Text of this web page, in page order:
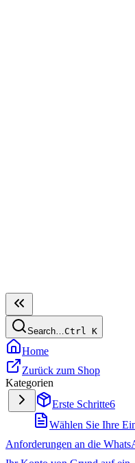
Search…Ctrl K
Home
Zurück zum Shop
Kategorien
Erste Schritte6
Wählen Sie Ihre
Anforderungen an die